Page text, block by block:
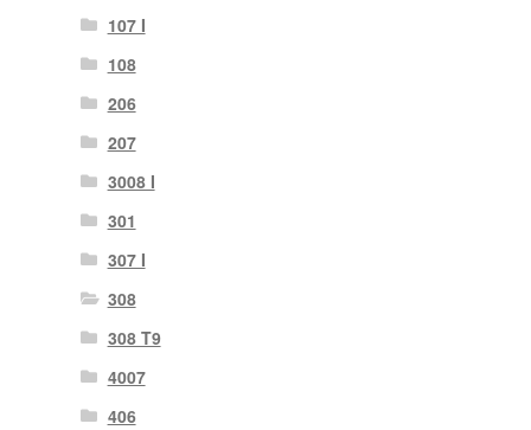
107 I
108
206
207
3008 I
301
307 I
308
308 T9
4007
406